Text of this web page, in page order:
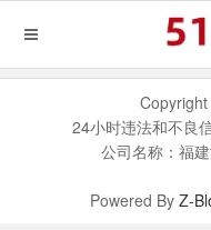
24小时违法和不良
公司名称：福
Powered ByZ-